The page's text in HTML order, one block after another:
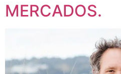
MERCADOS.